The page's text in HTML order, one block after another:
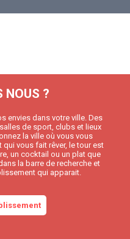
NOUS ?
envies dans votre ville. Des
de sport, clubs et lieux
la ville où vous vous
vous fait rêver, le tour est
un cocktail ou un plat que
la barre de recherche et
qui apparait.